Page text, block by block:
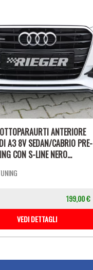
ANTERIORE
A3 8V SEDAN/CABRIO PRE-
CON S-LINE NERO...
199,00 €
VEDI DETTAGLI